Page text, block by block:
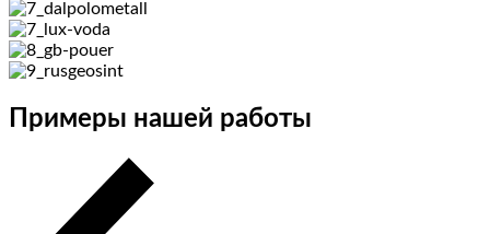
Примеры нашей работы